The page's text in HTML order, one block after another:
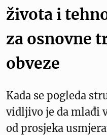
života i
za osnovne
obveze
Kada se pogleda
vidljivo je da mlađi
od prosjeka